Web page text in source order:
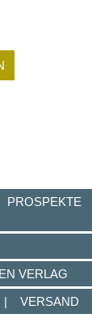
PROSPEKTE
VERLAG
| VERSAND